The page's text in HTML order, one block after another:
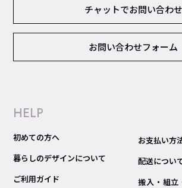
チャットでお問い合わせ
お問い合わせフォーム
HELP
初めての方へ
暮らしのデザインについて
ご利用ガイド
お支払い方
配送につい
搬入・組立